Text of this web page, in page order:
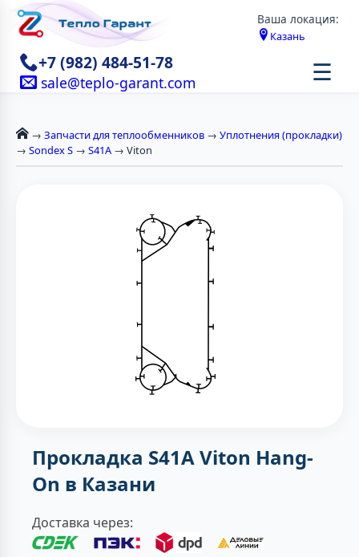
Ваша локация:
Казань
+7 (982) 484-51-78
sale@teplo-garant.com ☰
→ Запчасти для теплообменников → Уплотнения (прокладки)
→ Sondex S → S41A → Viton
Прокладка S41A Viton Hang-
On в Казани
Доставка через: